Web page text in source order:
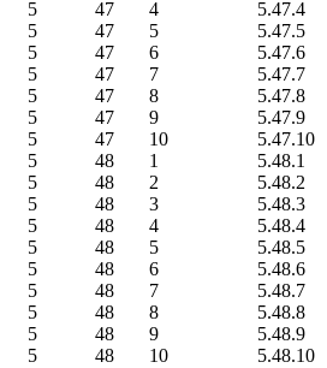
5
47 4 5.47.4
5
47 5 5.47.5
5
47 6 5.47.6
5
47 7 5.47.7
5
47 8 5.47.8
5
47 9 5.47.9
5
47 10 5.47.10
5
48 1 5.48.1
5
48 2 5.48.2
5
48 3 5.48.3
5
48 4 5.48.4
5
48 5 5.48.5
5
48 6 5.48.6
5
48 7 5.48.7
5
48 8 5.48.8
5
48 9 5.48.9
5
48 10 5.48.10